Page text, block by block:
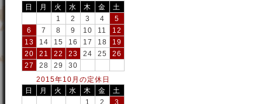
日
月 火 水 木 金
土
1
2 3 4
5
6
7 8 9 10 11
12
13
14 15 16 17 18
19
20
21 22 23 24 25
26
27
28 29
30
2015年10月の定休日
日
月 火 水 木 金
土
1
2
3